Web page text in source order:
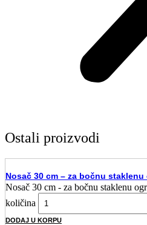
Ostali proizvodi
Nosač 30 cm – za bočnu
Nosač 30 cm - za bočnu staklenu
količina
DODAJ U KORPU